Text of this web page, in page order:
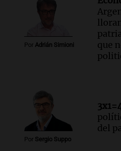
la educación y
Audio.El papamóvil
revive con la visita de
Audio.
Monseñor
de León XIV a
sobre su impacto
Panorama Federal
Por Adrián Simioni
que
Por Sergio Suppo
del